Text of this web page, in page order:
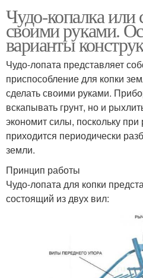
Чудо-копалка или
своими руками.
варианты
Чудо-лопата представляет
приспособление для копки
сделать своими руками.
вскапывать грунт, но и
экономит силы, поскольку
приходится периодически
земли.
Принцип работы
Чудо-лопата для копки
состоящий из двух вил: